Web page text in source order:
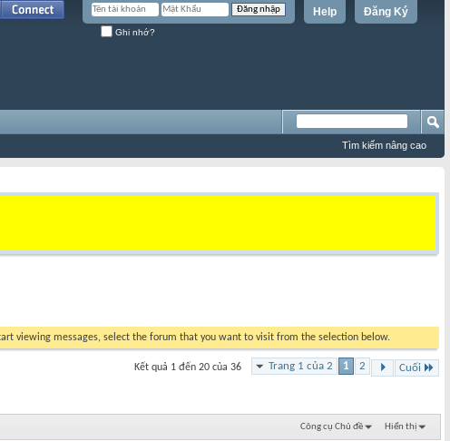
Đăng Ký
Help
Ghi nhớ?
Tìm kiếm nâng cao
viewing messages, select the forum that you want to visit from the selection below.
Trang 1 của 2 1 2 Cuối
Kết quả 1 đến 20 của 36
Công cụ Chủ đề Hiển thị